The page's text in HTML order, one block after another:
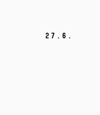
27. 6.